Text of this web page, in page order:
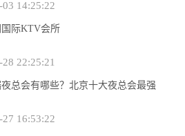
03 14:25:22
国际KTV会所
22:25:21
总会有哪些？北京十大夜总会最强
27 16:53:22